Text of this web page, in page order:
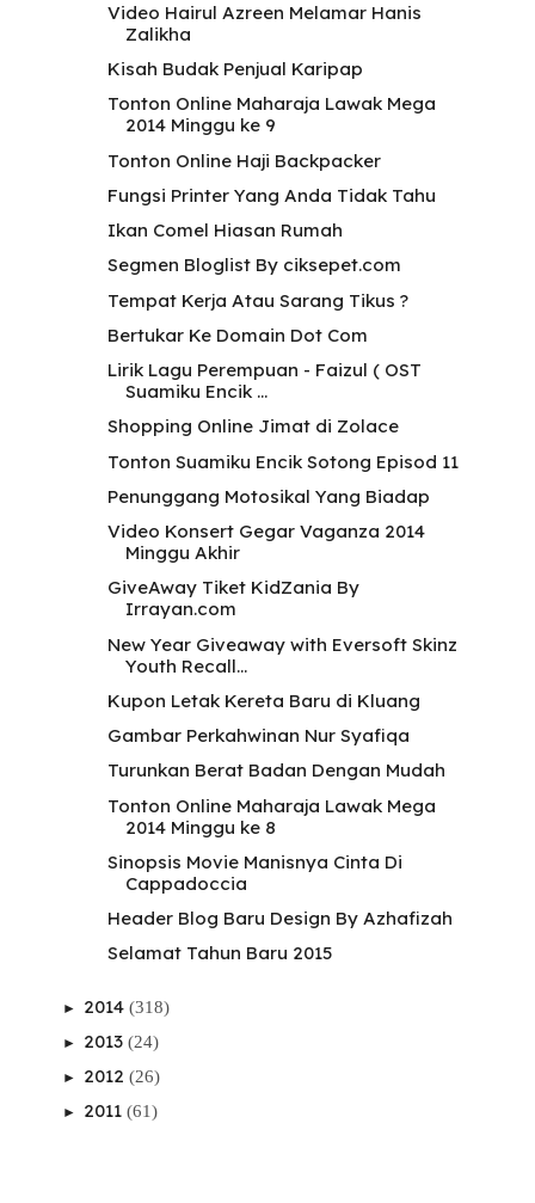
Video Hairul Azreen Melamar Hanis
Zalikha
Kisah Budak Penjual Karipap
Tonton Online Maharaja Lawak Mega
2014 Minggu ke 9
Tonton Online Haji Backpacker
Fungsi Printer Yang Anda Tidak Tahu
Ikan Comel Hiasan Rumah
Segmen Bloglist By ciksepet.com
Tempat Kerja Atau Sarang Tikus ?
Bertukar Ke Domain Dot Com
Lirik Lagu Perempuan - Faizul ( OST
Suamiku Encik ...
Shopping Online Jimat di Zolace
Tonton Suamiku Encik Sotong Episod 11
Penunggang Motosikal Yang Biadap
Video Konsert Gegar Vaganza 2014
Minggu Akhir
GiveAway Tiket KidZania By
Irrayan.com
New Year Giveaway with Eversoft Skinz
Youth Recall...
Kupon Letak Kereta Baru di Kluang
Gambar Perkahwinan Nur Syafiqa
Turunkan Berat Badan Dengan Mudah
Tonton Online Maharaja Lawak Mega
2014 Minggu ke 8
Sinopsis Movie Manisnya Cinta Di
Cappadoccia
Header Blog Baru Design By Azhafizah
Selamat Tahun Baru 2015
► 2014 (318)
► 2013 (24)
► 2012 (26)
► 2011 (61)